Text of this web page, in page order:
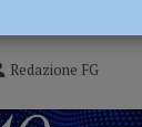
Redazione FG